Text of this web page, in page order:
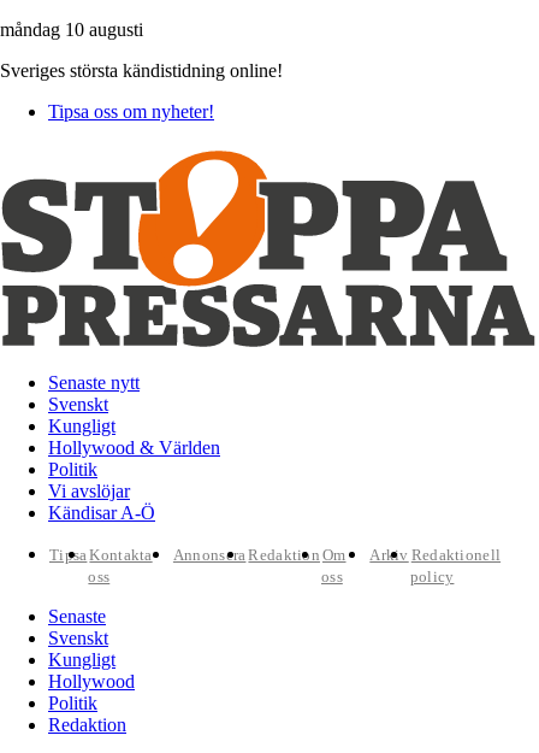
måndag 10 augusti
Sveriges största kändistidning online!
Tipsa oss om nyheter!
Senaste nytt
Svenskt
Kungligt
Hollywood & Världen
Politik
Vi avslöjar
Kändisar A-Ö
TipsaKontakta
oss
AnnonseraRedaktion Om
oss
Arkiv Redaktionell
policy
Senaste
Svenskt
Kungligt
Hollywood
Politik
Redaktion